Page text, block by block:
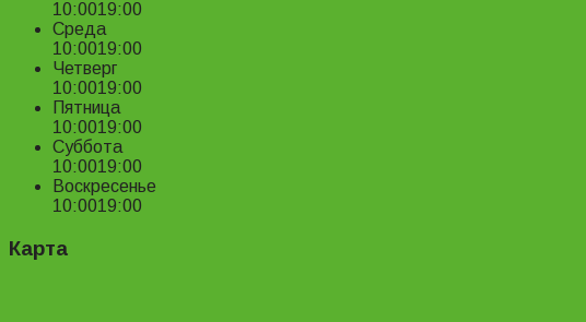
10:0019:00
Среда
10:0019:00
Четверг
10:0019:00
Пятница
10:0019:00
Суббота
10:0019:00
Воскресенье
10:0019:00
Карта